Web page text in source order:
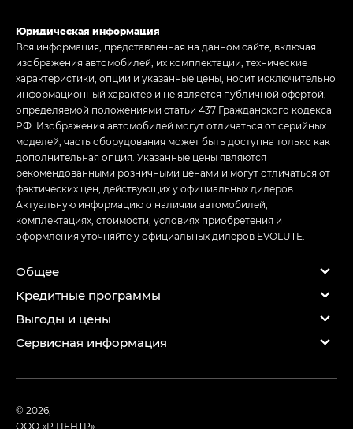
Юридическая информация
Вся информация, представленная на данном сайте, включая
изображения автомобилей, их комплектации, технические
характеристики, опции и указанные цены, носит исключительно
информационный характер и не является публичной офертой,
определяемой положениями статьи 437 Гражданского кодекса
РФ. Изображения автомобилей могут отличаться от серийных
моделей, часть оборудования может быть доступна только как
дополнительная опция. Указанные цены являются
рекомендованными розничными ценами и могут отличаться от
фактических цен, действующих у официальных дилеров.
Актуальную информацию о наличии автомобилей,
комплектациях, стоимости, условиях приобретения и
оформления уточняйте у официальных дилеров EVOLUTE.
Общее
Кредитные программы
Выгоды и цены
Сервисная информация
© 2026,
ООО «Р ЦЕНТР»